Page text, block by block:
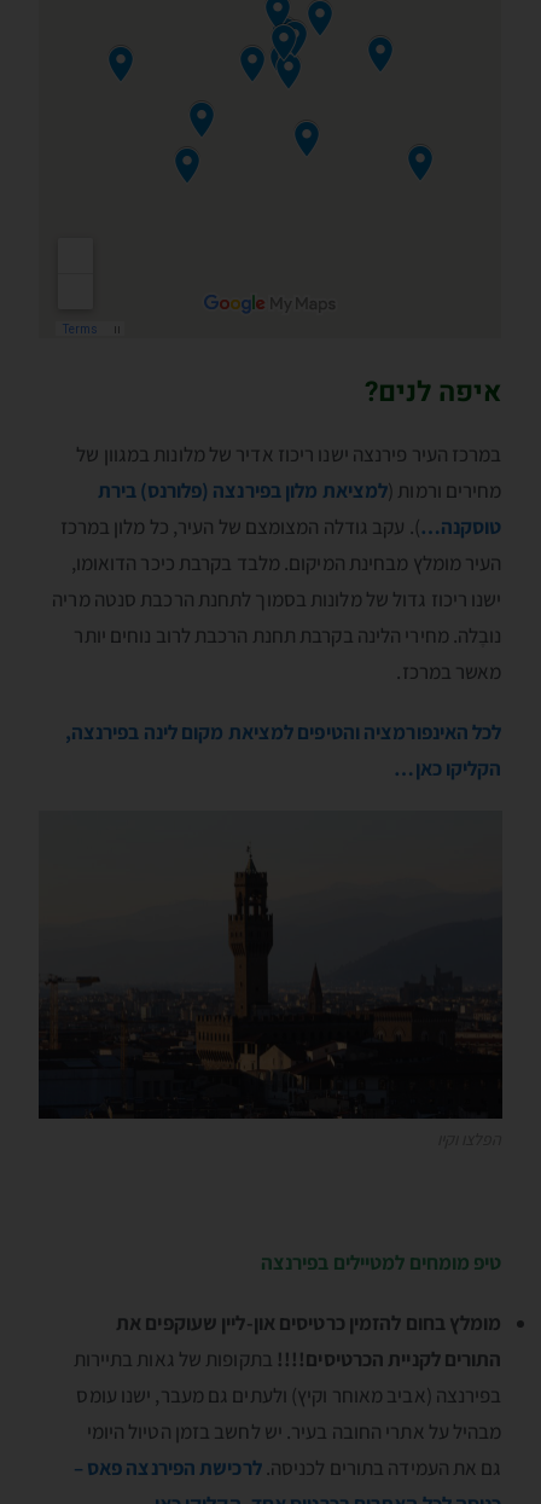
איפה לנים?
במרכז העיר פירנצה ישנו ריכוז אדיר של מלונות במגוון של
מחירים ורמות (למציאת מלון בפירנצה (פלורנס) בירת
טוסקנה…). עקב גודלה המצומצם של העיר, כל מלון במרכז
העיר מומלץ מבחינת המיקום. מלבד בקרבת כיכר הדואומו,
ישנו ריכוז גדול של מלונות בסמוך לתחנת הרכבת סנטה מריה
נובֶלה. מחירי הלינה בקרבת תחנת הרכבת לרוב נוחים יותר
מאשר במרכז.
לכל האינפורמציה והטיפים למציאת מקום לינה בפירנצה,
הקליקו כאן…
טיפ מומחים למטיילים בפירנצה
מומלץ בחום להזמין כרטיסים און-ליין שעוקפים את
התורים לקניית הכרטיסים!!!! בתקופות של גאות בתיירות
בפירנצה (אביב מאוחר וקיץ) ולעתים גם מעבר, ישנו עומס
מבהיל על אתרי החובה בעיר. יש לחשב בזמן הטיול היומי
גם את העמידה בתורים לכניסה.לרכישת הפירנצה פאס –